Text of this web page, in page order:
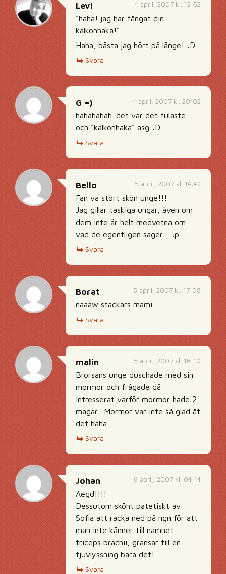
4 april, 2007 kl. 12:52
Levi
“haha! jag har fångat din
kalkonhaka!”
Haha, bästa jag hört på länge! :D
Svara
4 april, 2007 kl. 20:02
G =)
hahahahah. det var det fulaste.
och ”kalkonhaka” asg :D
Svara
5 april, 2007 kl. 14:42
Bello
Fan va stört skön unge!!!
Jag gillar taskiga ungar, även om
dem inte är helt medvetna om
vad de egentligen säger… :p
Svara
5 april, 2007 kl. 17:08
Borat
naaaw stackars mami
Svara
5 april, 2007 kl. 18:10
malin
Brorsans unge duschade med sin
mormor och frågade då
intresserat varför mormor hade 2
magar…Mormor var inte så glad åt
det haha…
Svara
6 april, 2007 kl. 04:14
Johan
Aegd!!!!
Dessutom skönt patetiskt av
Sofia att racka ned på ngn för att
man inte känner till namnet
triceps brachii, gränsar till en
tjuvlyssning bara det!
Svara